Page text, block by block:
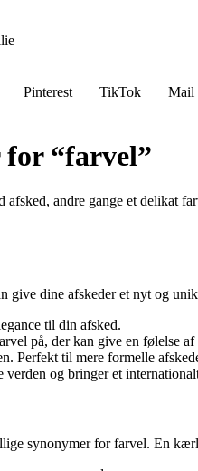
Pinterest TikTok Mail
for “farvel”
andre gange et delikat
give dine afskeder et nyt og
til din afsked.
på, der kan give en følelse af
Perfekt til mere formelle
verden og bringer et
synonymer for farvel. En